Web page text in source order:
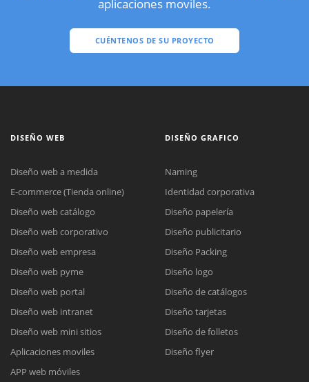
CUÉNTENOS DE SU PROYECTO
DISEÑO WEB
Diseño web a medida
E-commerce (Tienda online)
Diseño web catálogo
Diseño web corporativo
Diseño web empresa
Diseño web pyme
Diseño web portal
Diseño web intranet
Diseño web mini sitios
Aplicaciones moviles
APP web móviles
DISEÑO GRAFICO
Naming
Identidad corporativa
Diseño papelería
Diseño publicitario
Diseño Packing
Diseño logo
Diseño de catálogos
Diseño tarjetas
Diseño de folletos
Diseño flyer